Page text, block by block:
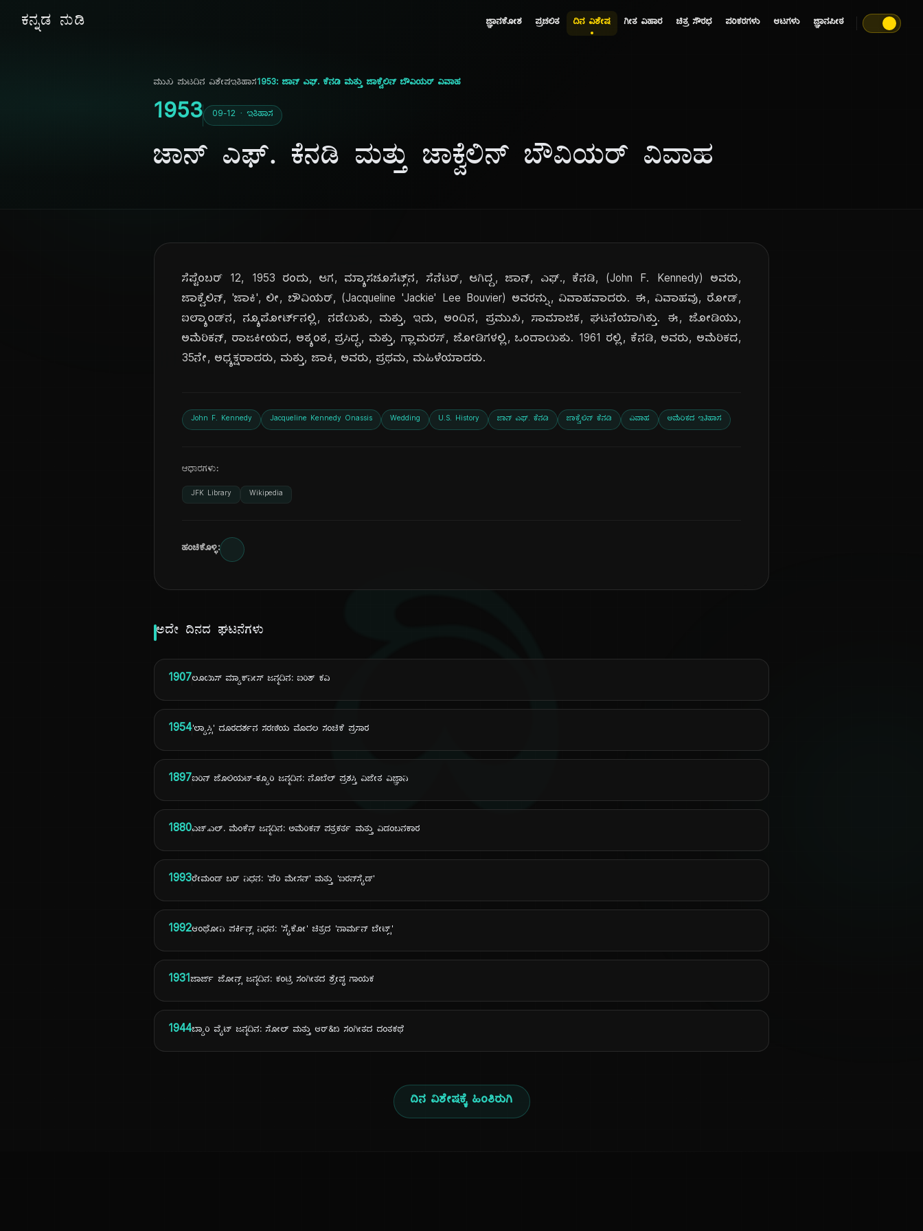
ಕನ್ನಡ ನುಡಿ ಜ್ಞಾನಕೋಶ ಪ್ರಚಲಿತ ದಿನ ವಿಶೇಷ ಗೀತ ವಿಹಾರ ಚಿತ್ರ ಸೌರಭ ಪರಿಕರಗಳು ಆಟಗಳು ಜ್ಞಾನಪೀಠ
ದಿ
ಮುಖ ಪುಟದಿನ ವಿಶೇಷಇತಿಹಾಸ1953: ಜಾನ್ ಎಫ್. ಕೆನಡಿ ಮತ್ತು ಜಾಕ್ವೆಲಿನ್ ಬೌವಿಯರ್ ವಿವಾಹ
1953 09-12 · ಇತಿಹಾಸ
ಜಾನ್ ಎಫ್. ಕೆನಡಿ ಮತ್ತು ಜಾಕ್ವೆಲಿನ್ ಬೌವಿಯರ್ ವಿವಾಹ
ಸೆಪ್ಟೆಂಬರ್ 12, 1953 ರಂದು, ಆಗ, ಮ್ಯಾಸಚೂಸೆಟ್ಸ್‌ನ, ಸೆನೆಟರ್, ಆಗಿದ್ದ, ಜಾನ್, ಎಫ್., ಕೆನಡಿ, (John F. Kennedy) ಅವರು,
ಜಾಕ್ವೆಲಿನ್, 'ಜಾಕಿ', ಲೀ, ಬೌವಿಯರ್, (Jacqueline 'Jackie' Lee Bouvier) ಅವರನ್ನು, ವಿವಾಹವಾದರು. ಈ, ವಿವಾಹವು, ರೋಡ್,
ಐಲ್ಯಾಂಡ್‌ನ, ನ್ಯೂಪೋರ್ಟ್‌ನಲ್ಲಿ, ನಡೆಯಿತು, ಮತ್ತು, ಇದು, ಅಂದಿನ, ಪ್ರಮುಖ, ಸಾಮಾಜಿಕ, ಘಟನೆಯಾಗಿತ್ತು. ಈ, ಜೋಡಿಯು,
ಅಮೆರಿಕನ್, ರಾಜಕೀಯದ, ಅತ್ಯಂತ, ಪ್ರಸಿದ್ಧ, ಮತ್ತು, ಗ್ಲಾಮರಸ್, ಜೋಡಿಗಳಲ್ಲಿ, ಒಂದಾಯಿತು. 1961 ರಲ್ಲಿ, ಕೆನಡಿ, ಅವರು, ಅಮೆರಿಕದ,
35ನೇ, ಅಧ್ಯಕ್ಷರಾದರು, ಮತ್ತು, ಜಾಕಿ, ಅವರು, ಪ್ರಥಮ, ಮಹಿಳೆಯಾದರು.
John F. Kennedy Jacqueline Kennedy Onassis Wedding U.S. History ಜಾನ್ ಎಫ್. ಕೆನಡಿ ಜಾಕ್ವೆಲಿನ್ ಕೆನಡಿ ವಿವಾಹ ಅಮೆರಿಕದ ಇತಿಹಾಸ
ಆಧಾರಗಳು:
JFK Library Wikipedia
ಹಂಚಿಕೊಳ್ಳಿ:
ಅದೇ ದಿನದ ಘಟನೆಗಳು
1907ಲೂಯಿಸ್ ಮ್ಯಾಕ್‌ನೀಸ್ ಜನ್ಮದಿನ: ಐರಿಶ್ ಕವಿ
1954'ಲ್ಯಾಸ್ಸಿ' ದೂರದರ್ಶನ ಸರಣಿಯ ಮೊದಲ ಸಂಚಿಕೆ ಪ್ರಸಾರ
1897ಐರಿನ್ ಜೊಲಿಯಟ್-ಕ್ಯೂರಿ ಜನ್ಮದಿನ: ನೊಬೆಲ್ ಪ್ರಶಸ್ತಿ ವಿಜೇತ ವಿಜ್ಞಾನಿ
1880ಎಚ್.ಎಲ್. ಮೆಂಕೆನ್ ಜನ್ಮದಿನ: ಅಮೆರಿಕನ್ ಪತ್ರಕರ್ತ ಮತ್ತು ವಿಡಂಬನಕಾರ
1993ರೇಮಂಡ್ ಬರ್ ನಿಧನ: 'ಪೆರಿ ಮೇಸನ್' ಮತ್ತು 'ಐರನ್‌ಸೈಡ್'
1992ಆಂಥೋನಿ ಪರ್ಕಿನ್ಸ್ ನಿಧನ: 'ಸೈಕೋ' ಚಿತ್ರದ 'ನಾರ್ಮನ್ ಬೇಟ್ಸ್'
1931ಜಾರ್ಜ್ ಜೋನ್ಸ್ ಜನ್ಮದಿನ: ಕಂಟ್ರಿ ಸಂಗೀತದ ಶ್ರೇಷ್ಠ ಗಾಯಕ
1944ಬ್ಯಾರಿ ವೈಟ್ ಜನ್ಮದಿನ: ಸೋಲ್ ಮತ್ತು ಆರ್&ಬಿ ಸಂಗೀತದ ದಂತಕಥೆ
ದಿನ ವಿಶೇಷಕ್ಕೆ ಹಿಂತಿರುಗಿ